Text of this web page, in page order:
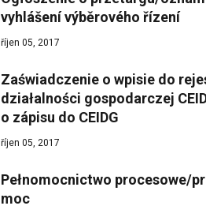
vyhlášení výběrového řízení
říjen 05, 2017
Zaświadczenie o wpisie do
działalności gospodarczej
o zápisu do CEIDG
říjen 05, 2017
Pełnomocnictwo procesowe/
moc